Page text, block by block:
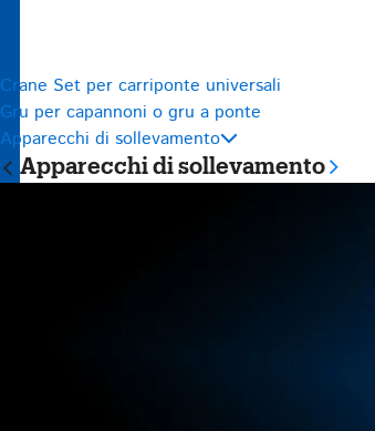
Crane Set per carriponte universali
Gru per capannoni o gru a ponte
Apparecchi di sollevamento
Apparecchi di sollevamento